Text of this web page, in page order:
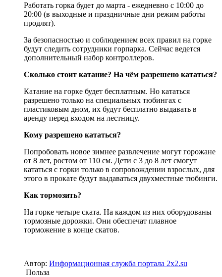
Работать горка будет до марта - ежедневно с 10:00 до
20:00 (в выходные и праздничные дни режим работы
продлят).
За безопасностью и соблюдением всех правил на горке
будут следить сотрудники горпарка. Сейчас ведется
дополнительный набор контроллеров.
Сколько стоит катание? На чём разрешено кататься?
Катание на горке будет бесплатным. Но кататься
разрешено только на специальных тюбингах с
пластиковым дном, их будут бесплатно выдавать в
аренду перед входом на лестницу.
Кому разрешено кататься?
Попробовать новое зимнее развлечение могут горожане
от 8 лет, ростом от 110 см. Дети с 3 до 8 лет смогут
кататься с горки только в сопровождении взрослых, для
этого в прокате будут выдаваться двухместные тюбинги.
Как тормозить?
На горке четыре ската. На каждом из них оборудованы
тормозные дорожки. Они обеспечат плавное
торможение в конце скатов.
Автор: Информационная служба портала 2x2.su
Польза